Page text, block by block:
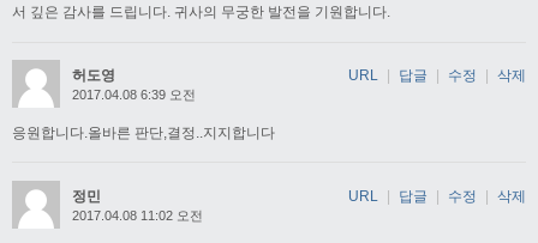
서 깊은 감사를 드립니다. 귀사의 무궁한 발전을 기원합니다.
허도영
2017.04.08 6:39 오전
응원합니다.올바른 판단,결정..지지합니다
URL 답글 수정 삭제
정민
2017.04.08 11:02 오전
URL | 답글 | 수정 | 삭제